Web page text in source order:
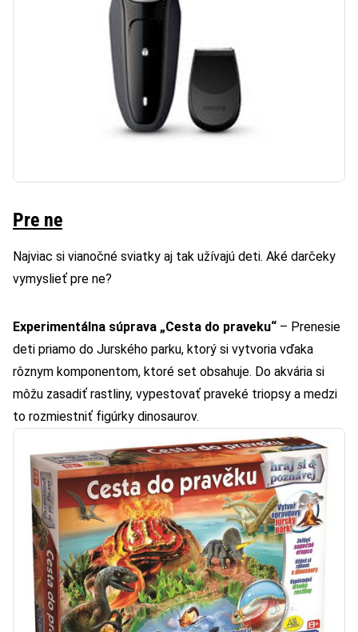
Pre ne
Najviac si vianočné sviatky aj tak užívajú deti. Aké darčeky
vymyslieť pre ne?
Experimentálna súprava „Cesta do praveku“ – Prenesie
deti priamo do Jurského parku, ktorý si vytvoria vďaka
rôznym komponentom, ktoré set obsahuje. Do akvária si
môžu zasadiť rastliny, vypestovať praveké triopsy a medzi
to rozmiestniť figúrky dinosaurov.